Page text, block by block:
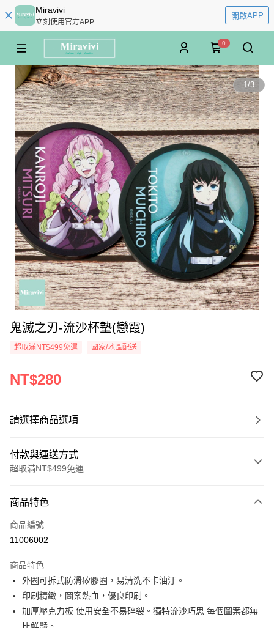
Miravivi
立刻使用官方APP
開啟APP
0
1/3
鬼滅之刃-流沙杯墊(戀霞)
超取滿NT$499免運 國家/地區配送
NT$280
請選擇商品選項
付款與運送方式
超取滿NT$499免運
信用卡一次付款
超商取貨付款
Apple Pay
街口支付
悠遊付
商品特色
商品編號
11006002
商品特色
外圈可拆式防滑矽膠圈，易清洗不卡油汙。
印刷精緻，圖案熱血，優良印刷。
加厚壓克力板 使用安全不易碎裂。獨特流沙巧思 每個圖案都無